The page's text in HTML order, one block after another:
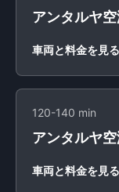
アンタルヤ
車両と料金を見る
120-140 min
アンタルヤ
車両と料金を見る